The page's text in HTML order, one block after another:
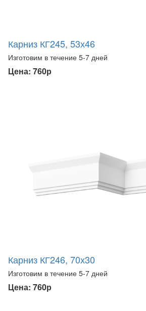
Карниз КГ245, 53х46
Изготовим в течение 5-7 дней
Цена: 760р
Карниз КГ246, 70х30
Изготовим в течение 5-7 дней
Цена: 760р